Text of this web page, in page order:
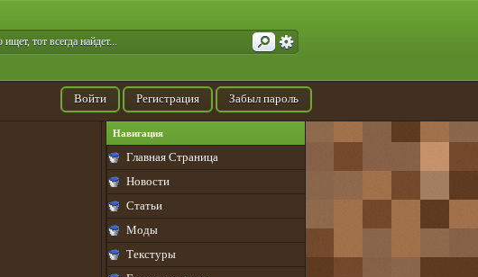
Войти Регистрация Забыл пароль
Навигация
Главная Страница
Новости
Статьи
Моды
Текстуры